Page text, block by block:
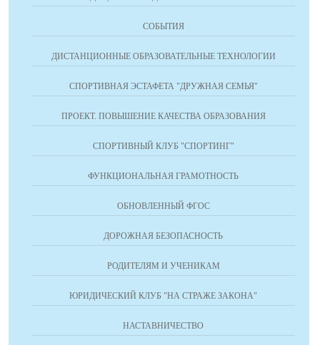
СОБЫТИЯ
ДИСТАНЦИОННЫЕ ОБРАЗОВАТЕЛЬНЫЕ ТЕХНОЛОГИИ
СПОРТИВНАЯ ЭСТАФЕТА "ДРУЖНАЯ СЕМЬЯ"
ПРОЕКТ. ПОВЫШЕНИЕ КАЧЕСТВА ОБРАЗОВАНИЯ
СПОРТИВНЫЙ КЛУБ "СПОРТИНГ"
ФУНКЦИОНАЛЬНАЯ ГРАМОТНОСТЬ
ОБНОВЛЕННЫЙ ФГОС
ДОРОЖНАЯ БЕЗОПАСНОСТЬ
РОДИТЕЛЯМ И УЧЕНИКАМ
ЮРИДИЧЕСКИЙ КЛУБ "НА СТРАЖЕ ЗАКОНА"
НАСТАВНИЧЕСТВО